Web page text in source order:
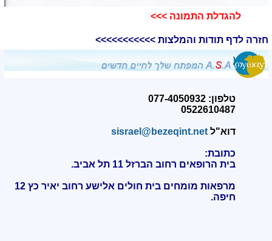
חזרה לדף תודות והמלצות >>>>>>>>>>>
להגדלת התמונה >>>​
טלפון: 077-4050932
0522610487
דוא"לsisrael@bezeqint.net
כתובת:
בית הרופאים רחוב הברזל 11 תל אביב.
מרפאות מומחים בית חולים אלישע רחוב יאיר כץ 12
חיפה.